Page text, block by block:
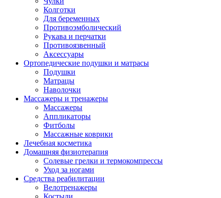
Колготки
Для беременных
Противоэмболический
Рукава и перчатки
Противоязвенный
Аксессуары
Ортопедические подушки и матрасы
Подушки
Матрацы
Наволочки
Массажеры и тренажеры
Массажеры
Аппликаторы
Фитболы
Массажные коврики
Лечебная косметика
Домашняя физиотерапия
Солевые грелки и термокомпрессы
Уход за ногами
Средства реабилитации
Велотренажеры
Костыли